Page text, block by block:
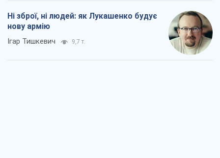
Ні зброї, ні людей: як Лукашенко будує
нову армію
Ігар Тишкевич 9,7 т.